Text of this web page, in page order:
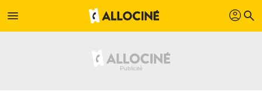
menu profil search